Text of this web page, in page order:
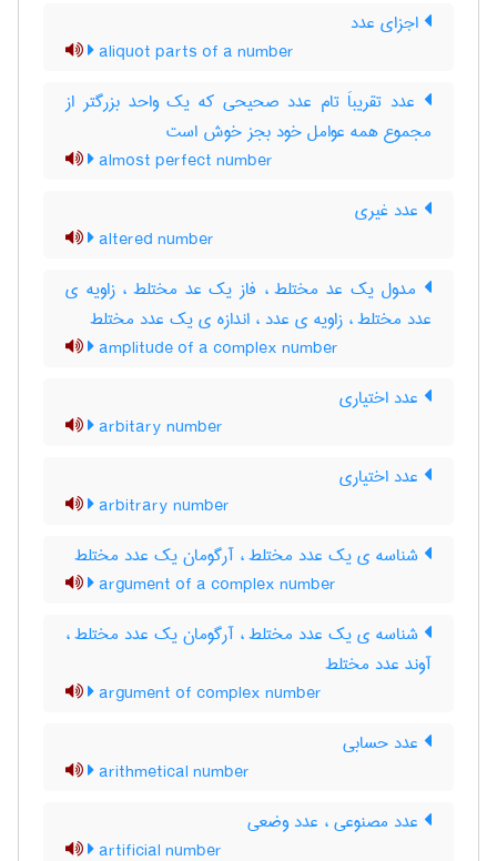
اجزای عدد
aliquot parts of a number
عدد تقریباَ تام عدد صحیحی که یک واحد بزرگتر از
مجموع همه عوامل خود بجز خوش است
almost perfect number
عدد غیری
altered number
مدول یک عد مختلط ، فاز یک عد مختلط ، زاویه ی
عدد مختلط ، زاویه ی عدد ، اندازه ی یک عدد مختلط
amplitude of a complex number
عدد اختیاری
arbitary number
عدد اختیاری
arbitrary number
شناسه ی یک عدد مختلط ، آرگومان یک عدد مختلط
argument of a complex number
شناسه ی یک عدد مختلط ، آرگومان یک عدد مختلط ،
آوند عدد مختلط
argument of complex number
عدد حسابی
arithmetical number
عدد مصنوعی ، عدد وضعی
artificial number